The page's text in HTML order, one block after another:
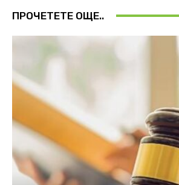
ПРОЧЕТЕТЕ ОЩЕ..